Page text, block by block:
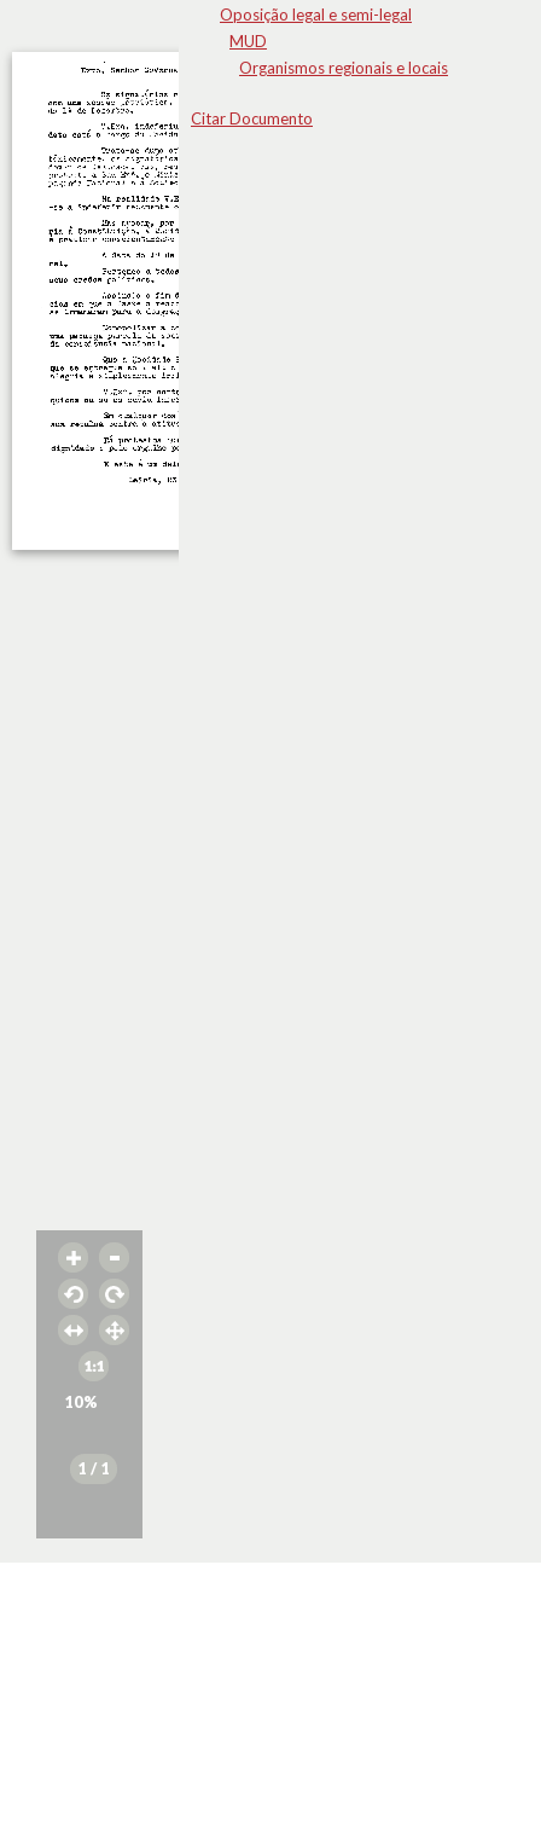
10%
1 / 1
Oposição legal e semi-legal
MUD
Organismos regionais e locais
Citar Documento